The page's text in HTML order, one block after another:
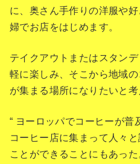
に、奥さん手作りの洋服や
婦でお店をはじめます。
テイクアウトまたはスタン
軽に楽しみ、そこから地域
が集まる場所になりたいと考
“ ヨーロッパでコーヒーが普
コーヒー店に集まって人々
ことができることにもあっ